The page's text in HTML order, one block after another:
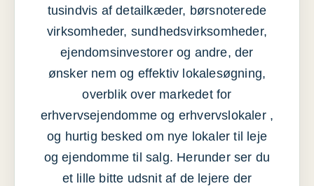
tusindvis af detailkæder, børsnoterede
virksomheder, sundhedsvirksomheder,
ejendomsinvestorer og andre, der
ønsker nem og effektiv lokalesøgning,
overblik over markedet for
erhvervsejendomme og erhvervslokaler ,
og hurtig besked om nye lokaler til leje
og ejendomme til salg. Herunder ser du
et lille bitte udsnit af de lejere der